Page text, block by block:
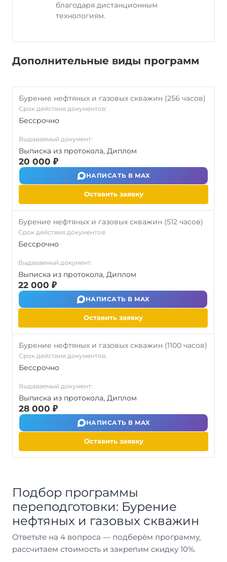
благодаря дистанционным
технологиям.
Дополнительные виды программ
Бурение нефтяных и газовых скважин (256 часов)
Срок действия документов:
Бессрочно
Выдаваемый документ:
Выписка из протокола, Диплом
20 000 ₽
НАПИСАТЬ В MAX
Оставить заявку
Бурение нефтяных и газовых скважин (512 часов)
Срок действия документов:
Бессрочно
Выдаваемый документ:
Выписка из протокола, Диплом
22 000 ₽
НАПИСАТЬ В MAX
Оставить заявку
Бурение нефтяных и газовых скважин (1100 часов)
Срок действия документов:
Бессрочно
Выдаваемый документ:
Выписка из протокола, Диплом
28 000 ₽
НАПИСАТЬ В MAX
Оставить заявку
Подбор программы
переподготовки: Бурение
нефтяных и газовых скважин
Ответьте на 4 вопроса — подберём программу,
рассчитаем стоимость и закрепим скидку 10%.